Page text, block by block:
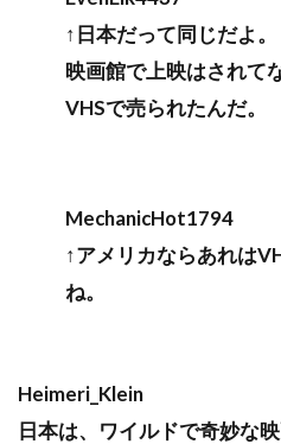
↑日本だって同じだよ。
映画館で上映はされて
VHSで売られたんだ。
MechanicHot1794
↑アメリカならあれは
ね。
Heimeri_Klein
日本は、ワイルドで奇妙な